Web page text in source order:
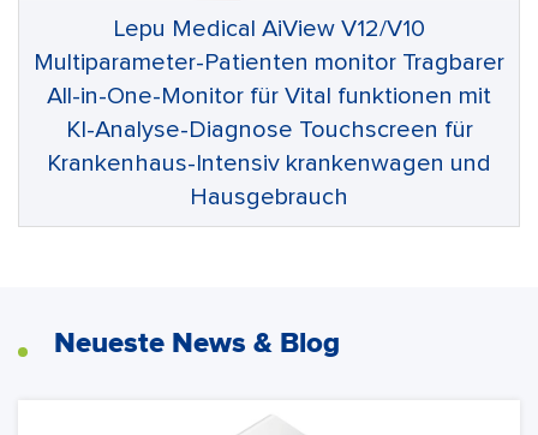
Lepu Medical AiView V12/V10
Multiparameter-Patienten monitor Tragbarer
All-in-One-Monitor für Vital funktionen mit
KI-Analyse-Diagnose Touchscreen für
Krankenhaus-Intensiv krankenwagen und
Hausgebrauch
Neueste News & Blog